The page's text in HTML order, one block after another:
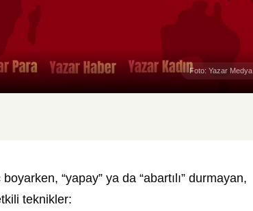
Foto: Yazar Medya
“yapay” ya da “abartılı” durmayan,
teknikler: